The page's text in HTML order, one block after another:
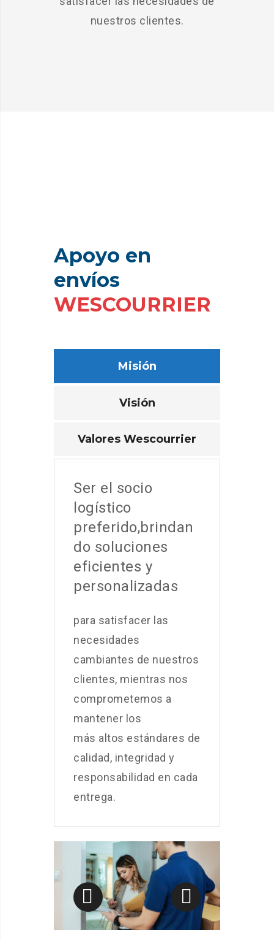
nuestros clientes.
Apoyo en
envíos
WESCOURRIER
Misión
Visión
Valores Wescourrier
Ser el socio
logístico
preferido,brindan
do soluciones
eficientes y
personalizadas
para satisfacer las
necesidades
cambiantes de nuestros
clientes, mientras nos
comprometemos a
mantener los
más altos estándares de
calidad, integridad y
responsabilidad en cada
entrega.